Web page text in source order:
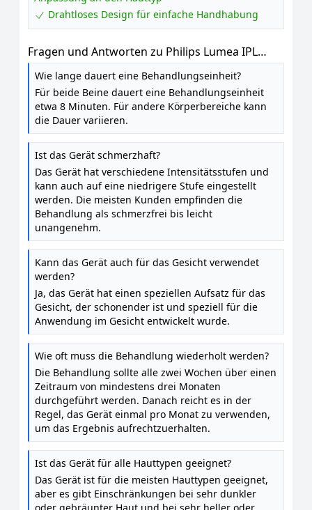
Drahtloses Design für einfache Handhabung
Fragen und Antworten zu Philips Lumea IPL
9000 Series - IPL Geräte Haarentfernung für bis
zu 2 Jahre seidig-glatte Haut¹ mit 3 Aufsätzen
für Körper & Gesicht, kabellos, Alternative zur
Laser-Haarentfernung (BRI955 / 00)
Wie lange dauert eine Behandlungseinheit?
Für beide Beine dauert eine Behandlungseinheit
etwa 8 Minuten. Für andere Körperbereiche kann
die Dauer variieren.
Ist das Gerät schmerzhaft?
Das Gerät hat verschiedene Intensitätsstufen und
kann auch auf eine niedrigere Stufe eingestellt
werden. Die meisten Kunden empfinden die
Behandlung als schmerzfrei bis leicht
unangenehm.
Kann das Gerät auch für das Gesicht verwendet
werden?
Ja, das Gerät hat einen speziellen Aufsatz für das
Gesicht, der schonender ist und speziell für die
Anwendung im Gesicht entwickelt wurde.
Wie oft muss die Behandlung wiederholt werden?
Die Behandlung sollte alle zwei Wochen über einen
Zeitraum von mindestens drei Monaten
durchgeführt werden. Danach reicht es in der
Regel, das Gerät einmal pro Monat zu verwenden,
um das Ergebnis aufrechtzuerhalten.
Ist das Gerät für alle Hauttypen geeignet?
Das Gerät ist für die meisten Hauttypen geeignet,
aber es gibt Einschränkungen bei sehr dunkler